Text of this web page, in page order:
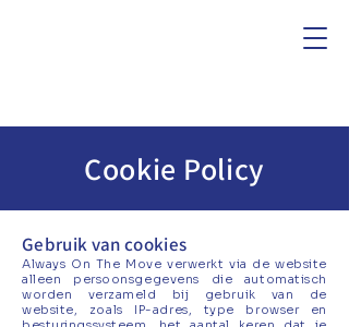
Cookie Policy
Gebruik van cookies
Always On The Move verwerkt via de website
alleen persoonsgegevens die automatisch
worden verzameld bij gebruik van de
website, zoals IP-adres, type browser en